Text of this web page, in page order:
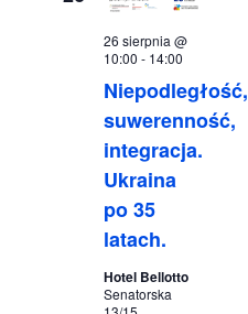
Niepodległość,
suwerenność,
integracja.
Ukraina
po 35
latach.
26 sierpnia @
10:00 - 14:00
Hotel Bellotto
Senatorska